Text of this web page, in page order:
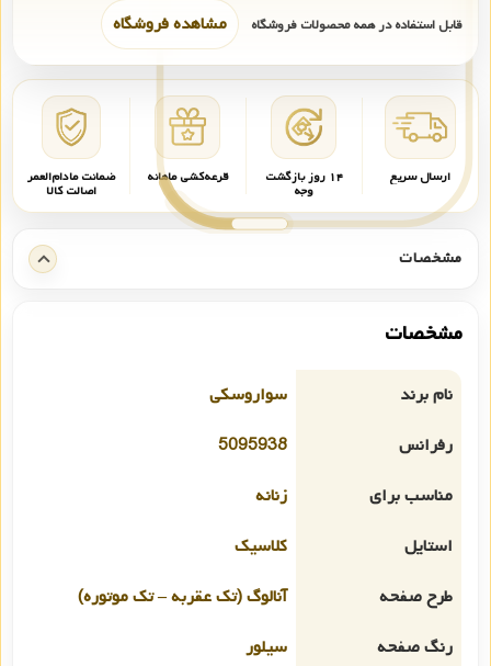
قابل استفاده در همه محصولات فروشگاه مشاهده فروشگاه
ارسال سریع ۱۴ روز بازگشت
وجه
قرعه‌کشی ماهانه ضمانت مادام‌العمر
اصالت کالا
مشخصات
مشخصات
نام برند
سواروسکی
رفرانس
5095938
مناسب برای
زنانه
استایل
کلاسیک
طرح صفحه
آنالوگ (تک عقربه – تک موتوره)
رنگ صفحه
سیلور